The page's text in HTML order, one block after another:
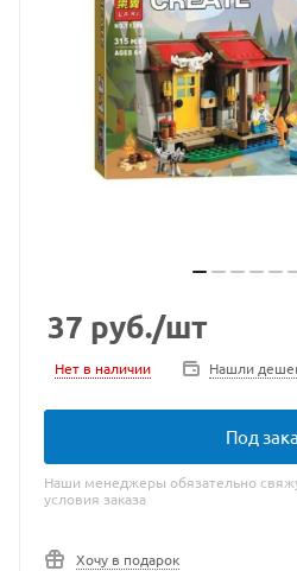
37 руб./шт
Нет в наличии Нашли
Под
Наши менеджеры обязательно
условия заказа
Хочу в подарок